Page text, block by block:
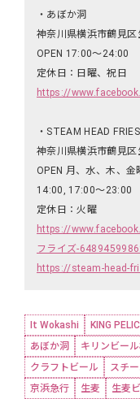
・あぼか洞
神奈川県横浜市鶴見区
OPEN 17:00〜24:00
定休日：日曜、祝日
https://
・STEAM HEAD FRIES
神奈川県横浜市鶴見
OPEN 月、水、木、
14:00, 17:00〜23:00
定休日：火曜
https://
フライズ-
https://steam-head-
It Wokashi KING
あぼか洞
キリンビー
クラフトビール
スチ
京浜急行
生麦 生麦